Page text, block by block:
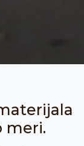
meri.